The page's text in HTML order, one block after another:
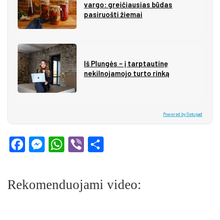
vargo: greičiausias būdas
pasiruošti žiemai
Iš Plungės – į tarptautinę
nekilnojamojo turto rinką
Powered by Setupad
Facebook
Messenger
WhatsApp
Viber
Rekomenduojami video: